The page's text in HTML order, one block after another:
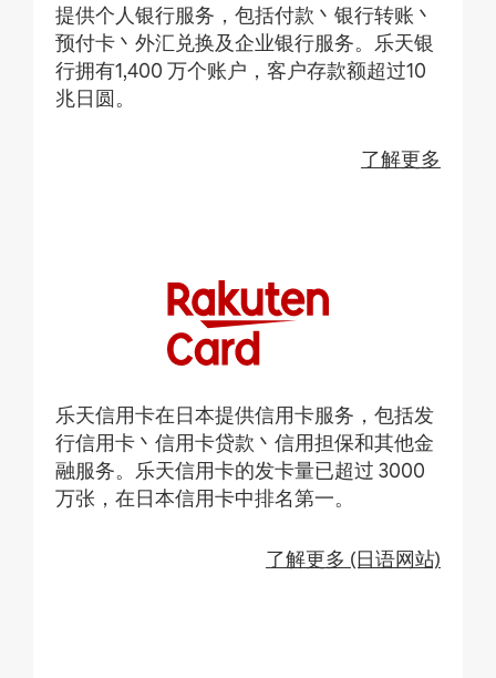
提供个人银行服务，包括付款丶银行转账丶
预付卡丶外汇兑换及企业银行服务。乐天银
行拥有1,400 万个账户，客户存款额超过10
兆日圆。
了解更多
乐天信用卡在日本提供信用卡服务，包括发
行信用卡丶信用卡贷款丶信用担保和其他金
融服务。乐天信用卡的发卡量已超过 3000
万张，在日本信用卡中排名第一。
了解更多 (日语网站)